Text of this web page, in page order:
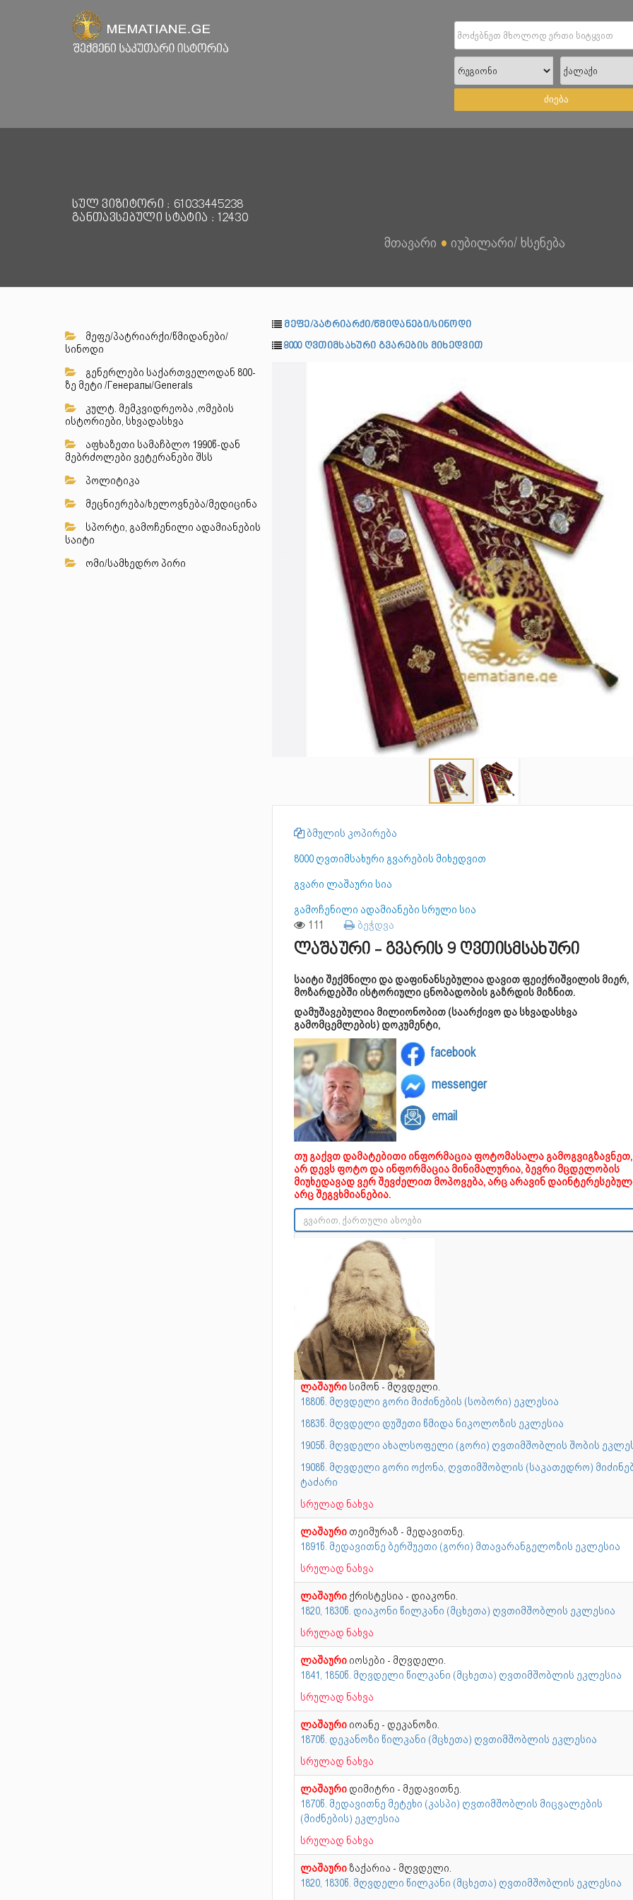
ძიება
სულ ვიზიტორი : 61033445238
განთავსებული სტატია : 12430
მთავარი ● იუბილარი/ ხსენება
მეფე/პატრიარქი/წმიდანები/
სინოდი
გენერლები საქართველოდან 800-
ზე მეტი /Генералы/Generals
კულტ. მემკვიდრეობა ,ომების
ისტორიები, სხვადასხვა
აფხაზეთი სამაჩბლო 1990წ-დან
მებრძოლები ვეტერანები შსს
პოლიტიკა
მეცნიერება/ხელოვნება/მედიცინა
სპორტი, გამოჩენილი ადამიანების
საიტი
ომი/სამხედრო პირი
მეფე/პატრიარქი/წმიდანები/სინოდი
8000 ღვთიმსახური გვარების მიხედვით
ბმულის კოპირება
8000 ღვთიმსახური გვარების მიხედვით
გვარი ლაშაური სია
გამოჩენილი ადამიანები სრული სია
111 ბეჭდვა
ლაშაური - გვარის 9 ღვთისმსახური
საიტი შექმნილი და დაფინანსებულია დავით ფეიქრიშვილის მიერ,
მოზარდებში ისტორიული ცნობადობის გაზრდის მიზნით.
დამუშავებულია მილიონობით (საარქივო და სხვადასხვა
გამომცემლების) დოკუმენტი,
facebook
messenger
email
თუ გაქვთ დამატებითი ინფორმაცია ფოტომასალა
არ დევს ფოტო და ინფორმაცია მინიმალურია, ბევრი მცდელობის
მიუხედავად ვერ შევძელით მოპოვება, არც არავინ
არც შეგვხმიანებია.
ლაშაურისიმონ - მღვდელი.
1880წ. მღვდელი გორი მიძინების (სობორი) ეკლესია
1883წ. მღვდელი დუშეთი წმიდა ნიკოლოზის ეკლესია
1905წ. მღვდელი ახალსოფელი (გორი) ღვთიმშობლის შობის
1908წ. მღვდელი გორი ოქონა, ღვთიმშობლის (საკათედრო)
ტაძარი
სრულად ნახვა
ლაშაურითეიმურაზ - მედავითნე.
1891წ. მედავითნე ბერშუეთი (გორი) მთავარანგელოზის ეკლესია
სრულად ნახვა
ლაშაურიქრისტესია - დიაკონი.
1820, 1830წ. დიაკონი წილკანი (მცხეთა) ღვთიმშობლის ეკლესია
სრულად ნახვა
ლაშაურიიოსები - მღვდელი.
1841, 1850წ. მღვდელი წილკანი (მცხეთა) ღვთიმშობლის ეკლესია
სრულად ნახვა
ლაშაურიიოანე - დეკანოზი.
1870წ. დეკანოზი წილკანი (მცხეთა) ღვთიმშობლის ეკლესია
სრულად ნახვა
ლაშაურიდიმიტრი - მედავითნე.
1870წ. მედავითნე მეტეხი (კასპი) ღვთიმშობლის მიცვალების
(მიძნების) ეკლესია
სრულად ნახვა
ლაშაურიზაქარია - მღვდელი.
1820, 1830წ. მღვდელი წილკანი (მცხეთა) ღვთიმშობლის ეკლესია